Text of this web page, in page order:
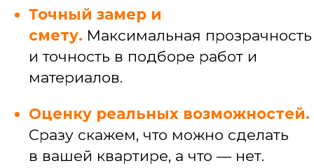
Профессиональные
услуги
Услуги мастера широкого профиля